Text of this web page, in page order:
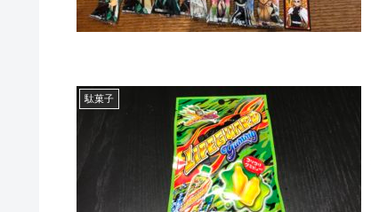
駄菓子